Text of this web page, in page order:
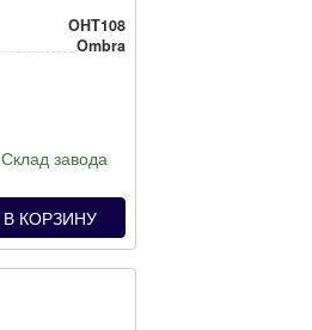
OHT108
Ombra
Склад завода
В КОРЗИНУ